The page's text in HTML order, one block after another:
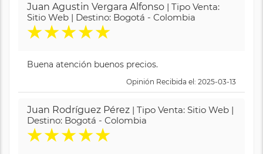
Juan Agustin Vergara Alfonso | Tipo Venta:
Sitio Web | Destino: Bogotá - Colombia
★★★★★
Buena atención buenos precios.
Opinión Recibida el: 2025-03-13
Juan Rodríguez Pérez | Tipo Venta: Sitio Web |
Destino: Bogotá - Colombia
★★★★★